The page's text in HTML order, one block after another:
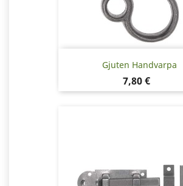
Gjuten Handvarpa
Pris
7,80 €